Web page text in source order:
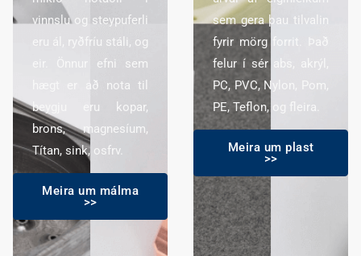
vinnslu og steypuferli
eru ál, ryðfríu stáli, og
eir. Önnur efni sem
hægt er að nota til
beygju eru kopar,
brons, magnesíum,
Títan, sink, osfrv.
Meira um málma
>>
sem gera þau tilvalin
fyrir mörg forrit. Það
felur í sér abs, akrýl,
PC, PVC, Nylon, Pom,
PE, Teflon, og fleira.
Meira um plast
>>